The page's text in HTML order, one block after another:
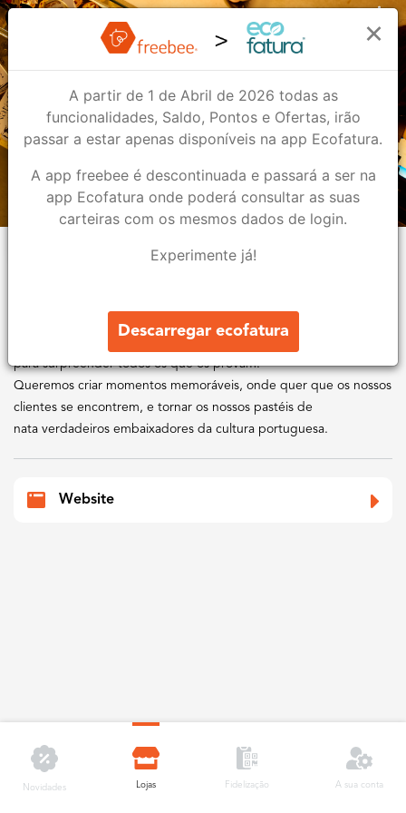
Nat’elier
Nat’elier
Bar & Restauração
1 1
Na Nat’elier confeccionamos amor através de pastéis de
nata excecionais, combinando tradição e inovação
para surpreender todos os que os provam.
Queremos criar momentos memoráveis, onde quer que os nossos
clientes se encontrem, e tornar os nossos pastéis de
nata verdadeiros embaixadores da cultura portuguesa.
Website
×
A partir de 1 de Abril de 2026 todas as
funcionalidades, Saldo, Pontos e Ofertas, irão
passar a estar apenas disponíveis na app Ecofatura.
A app freebee é descontinuada e passará a ser na
app Ecofatura onde poderá consultar as suas
carteiras com os mesmos dados de login.
Experimente já!
Descarregar ecofatura
Novidades Lojas Fidelização A sua conta